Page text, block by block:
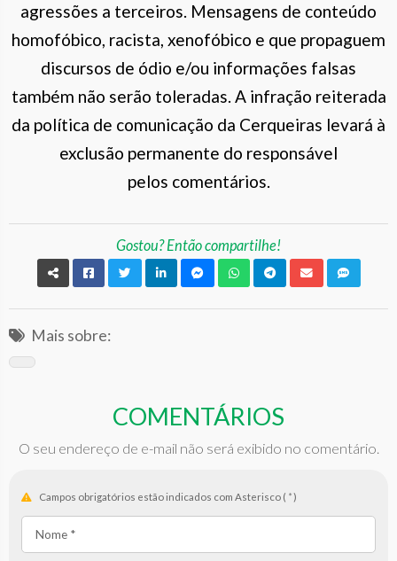
agressões a terceiros. Mensagens de conteúdo
homofóbico, racista, xenofóbico e que propaguem
discursos de ódio e/ou informações falsas
também não serão toleradas. A infração reiterada
da política de comunicação da Cerqueiras levará à
exclusão permanente do responsável
pelos comentários.
Gostou? Então compartilhe!
Mais sobre:
COMENTÁRIOS
O seu endereço de e-mail não será exibido no comentário.
Campos obrigatórios estão indicados com Asterisco ( *)